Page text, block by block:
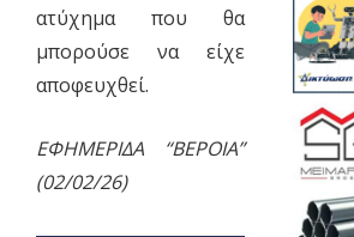
ατύχημα που θα
μπορούσε να είχε
αποφευχθεί.
ΕΦΗΜΕΡΙΔΑ “ΒΕΡΟΙΑ”
(02/02/26)